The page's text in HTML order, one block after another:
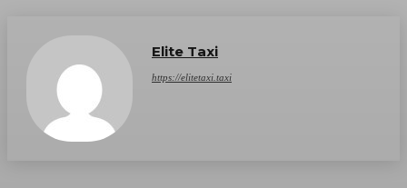
Elite Taxi
https://elitetaxi.taxi